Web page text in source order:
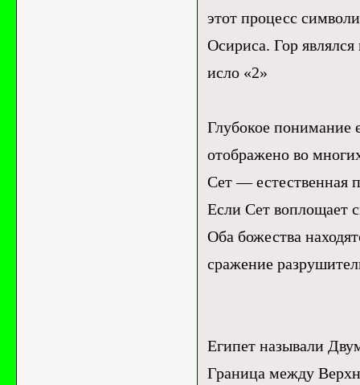
этот процесс
Осириса. Гор
исло «2»
Глубокое понимание
отображено во
Сет — естественная
Если Сет воплощает
Оба божества
сражение
Египет называли
Граница между